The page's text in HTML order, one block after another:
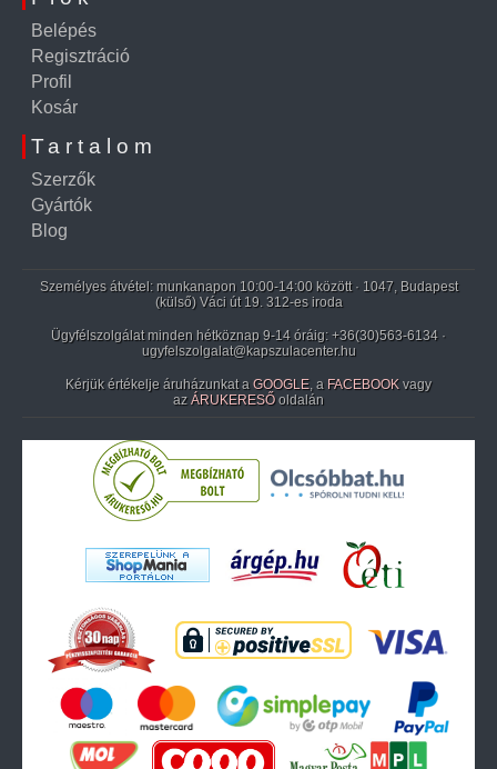
Belépés
Regisztráció
Profil
Kosár
Tartalom
Szerzők
Gyártók
Blog
Személyes átvétel: munkanapon 10:00-14:00 között · 1047, Budapest
(külső) Váci út 19. 312-es iroda
Ügyfélszolgálat minden hétköznap 9-14 óráig: +36(30)563-6134 ·
ugyfelszolgalat@kapszulacenter.hu
Kérjük értékelje áruházunkat a GOOGLE, a FACEBOOK vagy
az ÁRUKERESŐ oldalán